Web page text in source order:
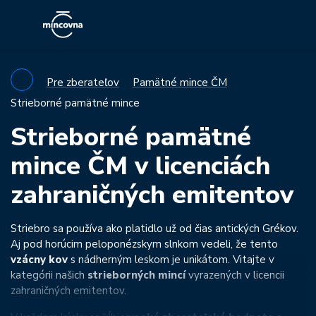
Pre zberateľov
Pamätné mince ČM
Strieborné pamätné mince
Strieborné pamätné
mince ČM v licenciách
zahraničných emitentov
Striebro sa používa ako platidlo už od čias antických Grékov.
Aj pod horúcim peloponézskym slnkom vedeli, že tento
vzácny kov s nádherným leskom je unikátom. Vitajte v
kategórii našich strieborných mincívyrazených v licencii
zahraničných emitentov.